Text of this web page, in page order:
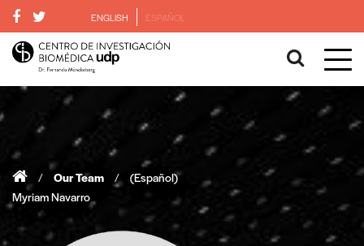
ENGLISH ESPAÑOL
/ Our Team /
(Español)
Myriam Navarro